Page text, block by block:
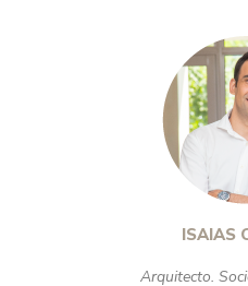
ISAIAS
Arquitecto.